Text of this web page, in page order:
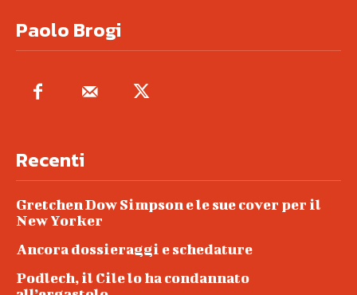
Paolo Brogi
Recenti
Gretchen Dow Simpson e le sue cover per il
New Yorker
Ancora dossieraggi e schedature
Podlech, il Cile lo ha condannato